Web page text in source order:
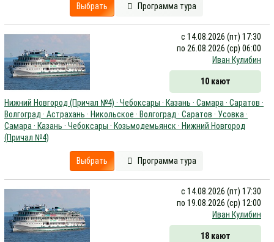
Выбрать Программа тура
с 14.08.2026 (пт) 17:30
по 26.08.2026 (ср) 06:00
Иван Кулибин
10 кают
Нижний Новгород (Причал №4) · Чебоксары · Казань · Самара · Саратов ·
Волгоград · Астрахань · Никольское · Волгоград · Саратов · Усовка ·
Самара · Казань · Чебоксары · Козьмодемьянск · Нижний Новгород
(Причал №4)
Выбрать Программа тура
с 14.08.2026 (пт) 17:30
по 19.08.2026 (ср) 12:00
Иван Кулибин
18 кают